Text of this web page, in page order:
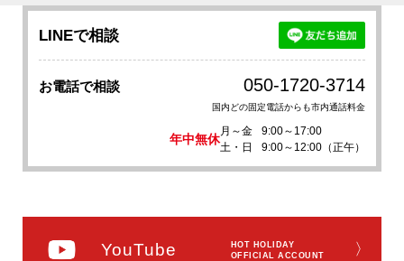
LINEで相談
お電話で相談 050-1720-3714
国内どの固定電話からも市内通話料金
年中無休
月～金
9:00～17:00
土・日
9:00～12:00（正午）
YouTube
HOT HOLIDAY
OFFICIAL ACCOUNT
〉